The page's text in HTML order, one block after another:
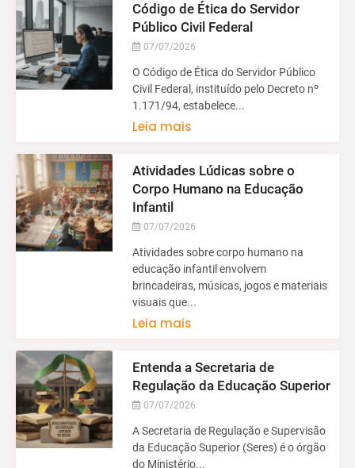
Código de Ética do Servidor
Público Civil Federal
07/07/2026
O Código de Ética do Servidor Público
Civil Federal, instituído pelo Decreto nº
1.171/94, estabelece...
Leia mais
Atividades Lúdicas sobre o
Corpo Humano na Educação
Infantil
07/07/2026
Atividades sobre corpo humano na
educação infantil envolvem
brincadeiras, músicas, jogos e materiais
visuais que...
Leia mais
Entenda a Secretaria de
Regulação da Educação Superior
07/07/2026
A Secretaria de Regulação e Supervisão
da Educação Superior (Seres) é o órgão
do Ministério...